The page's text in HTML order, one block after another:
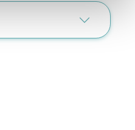
sur la manière dont
amenés à traiter
pouvez consulter notre